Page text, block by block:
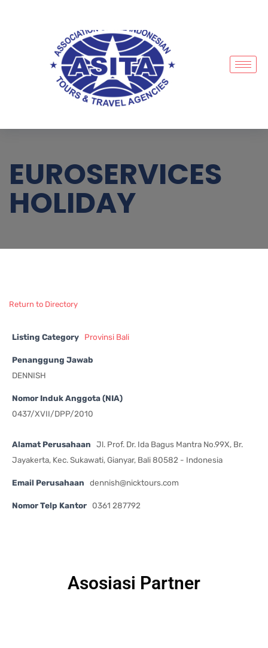
EUROSERVICES
HOLIDAY
Return to Directory
Listing Category Provinsi Bali
Penanggung Jawab
DENNISH
Nomor Induk Anggota (NIA)
0437/XVII/DPP/2010
Alamat Perusahaan
Jl. Prof. Dr. Ida Bagus Mantra No.99X, Br.
Jayakerta, Kec. Sukawati, Gianyar, Bali 80582 - Indonesia
Email Perusahaan dennish@nicktours.com
Nomor Telp Kantor 0361 287792
Asosiasi Partner